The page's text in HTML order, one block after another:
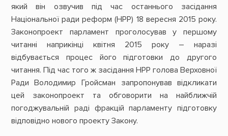
який він озвучив під час останнього засідання
Національної ради реформ (НРР) 18 вересня 2015 року.
Законопроект парламент проголосував у першому
читанні наприкінці квітня 2015 року – наразі
відбувається процес його підготовки до другого
читання. Під час того ж засідання НРР голова Верховної
Ради Володимир Гройсман запропонував відкликати
цей законопроект та обговорити на найближчій
погоджувальній раді фракцій парламенту підготовку
відповідно нового проекту Закону.